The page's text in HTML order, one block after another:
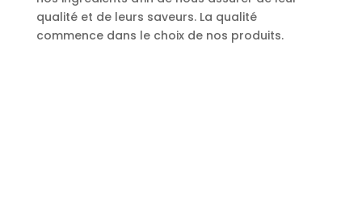
qualité et de leurs saveurs. La qualité
commence dans le choix de nos produits.